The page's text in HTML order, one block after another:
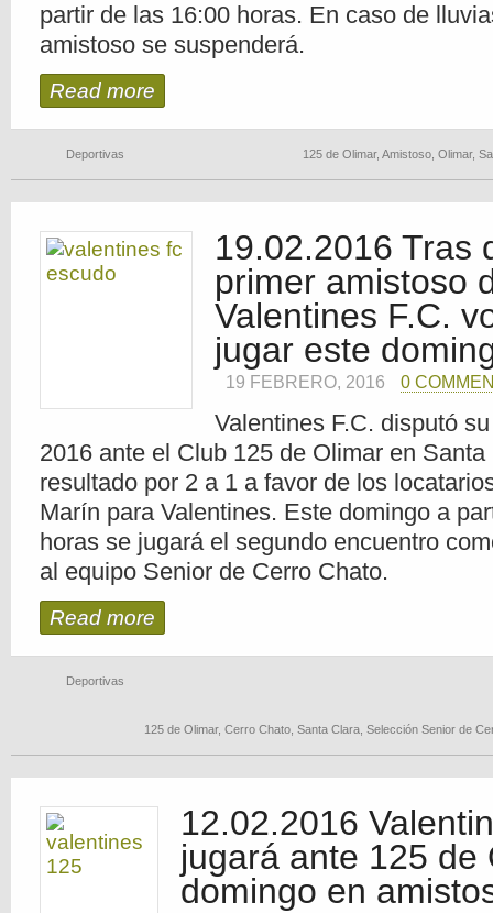
partir de las 16:00 horas. En caso de
amistoso se suspenderá.
Read more
Deportivas 125 de Olimar, Amistoso Olimar,
19.02.2016 Tras
primer amistoso
Valentines F.C.
jugar este
19 FEBRERO, 2016 0
Valentines F.C. disputó
2016 ante el Club 125 de Olimar en Santa
resultado por 2 a 1 a favor de los
Marín para Valentines. Este domingo a
horas se jugará el segundo encuentro
al equipo Senior de Cerro Chato.
Read more
Deportivas
125 de Olimar, Cerro Chato Santa Clara Selección Senior de
12.02.2016
jugará ante 125 de
domingo en